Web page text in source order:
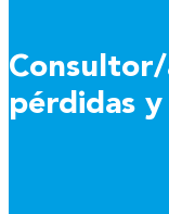
pérdidas y